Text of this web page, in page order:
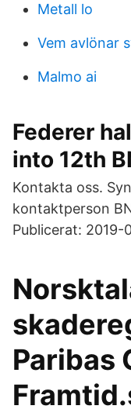
Metall lo
Vem avlönar
Malmo ai
Federer
into 12th
Kontakta oss.
kontaktperson
Publicerat: 2019-
Paribas